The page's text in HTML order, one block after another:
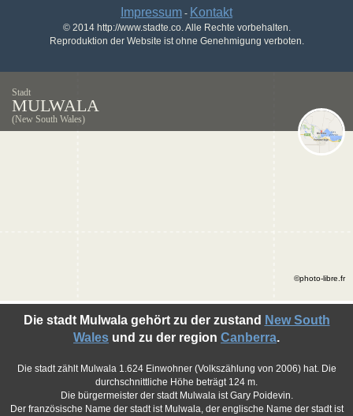
Impressum - Kontakt
© 2014 http://www.stadte.co. Alle Rechte vorbehalten.
Reproduktion der Website ist ohne Genehmigung verboten.
Stadt
MULWALA
(New South Wales)
Die stadt Mulwala gehört zu der zustand New South
Wales und zu der region Canberra.
Die stadt zählt Mulwala 1.624 Einwohner (Volkszählung von 2006) hat. Die
durchschnittliche Höhe beträgt 124 m.
Die bürgermeister der stadt Mulwala ist Gary Poidevin.
Der französische Name der stadt ist Mulwala, der englische Name der stadt ist
©photo-libre.fr